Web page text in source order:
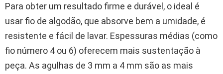
Para obter um resultado firme e durável, o ideal é
usar fio de algodão, que absorve bem a umidade, é
resistente e fácil de lavar. Espessuras médias (como
fio número 4 ou 6) oferecem mais sustentação à
peça. As agulhas de 3 mm a 4 mm são as mais